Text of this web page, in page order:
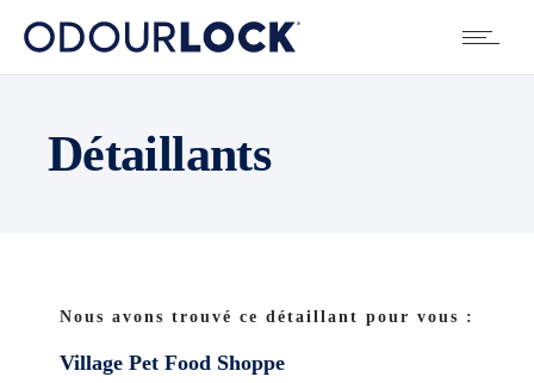
Détaillants
Nous avons trouvé ce détaillant pour vous :
Village Pet Food Shoppe